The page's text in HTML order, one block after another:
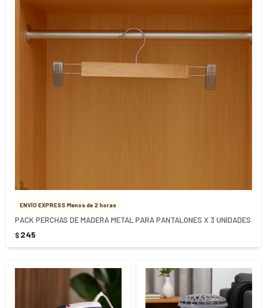
ENVÍO EXPRESS Menos de 2 horas
PACK PERCHAS DE MADERA METAL PARA PANTALONES X 3 UNIDADES
$ 245